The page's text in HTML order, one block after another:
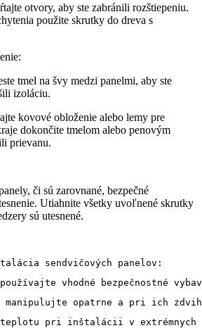
otvory, aby ste zabránili rozštiepeniu.
použite skrutky do dreva s
tmel na švy medzi panelmi, aby ste
izoláciu.
kovové obloženie alebo lemy pre
dokončite tmelom alebo penovým
prievanu.
či sú zarovnané, bezpečné
Utiahnite všetky uvoľnené skrutky
sú utesnené.
sendvičových panelov:
vhodné bezpečnostné
manipulujte opatrne a pri ich
pri inštalácii v extrémnych